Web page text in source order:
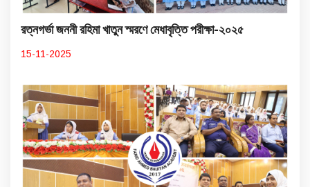
রত্নগর্ভা জননী রহিমা খাতুন স্মরণে মেধাবৃত্তি পরীক্ষা-২০২৫
15-11-2025